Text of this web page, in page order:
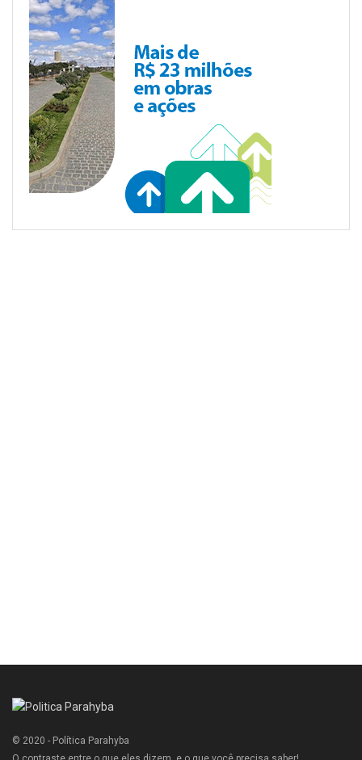
© 2020 - Política Parahyba